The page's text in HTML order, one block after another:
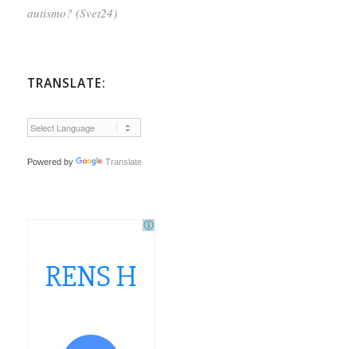
autismo? (Svet24)
TRANSLATE:
Powered by Translate